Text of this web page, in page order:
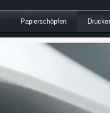
Papierschöpfen